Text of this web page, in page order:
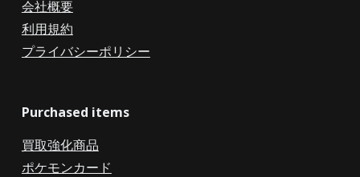
会社概要
利用規約
プライバシーポリシー
Purchased items
買取強化商品
ポケモンカード